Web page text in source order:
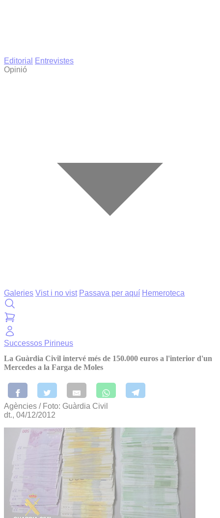
Editorial
Entrevistes
Opinió
Galeries Vist i no vist Passava per aquí Hemeroteca
Successos Pirineus
La Guàrdia Civil intervé més de 150.000 euros a l'interior d'un
Mercedes a la Farga de Moles
Agències / Foto: Guàrdia Civil
dt., 04/12/2012